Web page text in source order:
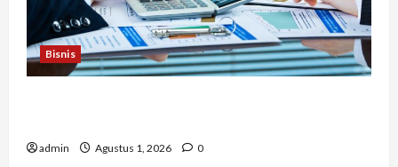
Bisnis
admin Agustus 1, 2026 0